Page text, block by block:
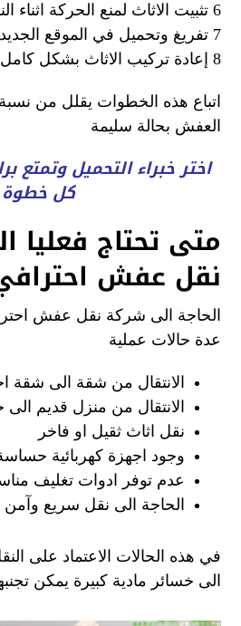
6 تثبيت الاثاث لمنع الحركة اثناء النقل
7 تفريغ وتحميل في الموقع الجديد
8 إعادة تركيب الاثاث بشكل كامل
اتباع هذه الخطوات يقلل من
العفش بحالة سليمة
اختر خبراء التحميل وتمتع
كل خطوة
متى تحتاج فعليا
نقل عفش
الحاجة الى شركة نقل عفش
عدة حالات عملية
الانتقال من شقة الى شقة
الانتقال من منزل قديم الى
نقل اثاث ثقيل او فاخر
وجود اجهزة كهربائية
عدم توفر ادوات تغليف
الحاجة الى نقل سريع وآمن
في هذه الحالات الاعتماد على
الى خسائر مادية كبيرة يمكن